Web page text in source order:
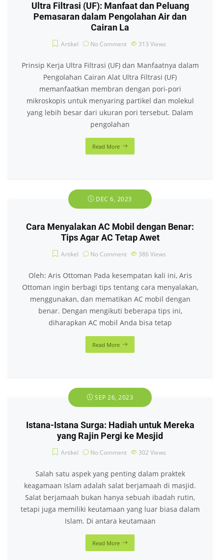
Ultra Filtrasi (UF): Manfaat dan Peluang
Pemasaran dalam Pengolahan Air dan
Cairan La
Artikel No Comment 313 Views
Prinsip Kerja Ultra Filtrasi (UF) dan Manfaatnya dalam
Pengolahan Cairan Alat Ultra Filtrasi (UF)
memanfaatkan membran dengan pori-pori
mikroskopis untuk menyaring partikel dan molekul
yang lebih besar dari ukuran pori tersebut. Dalam
pengolahan
Read More
DEC 6, 2023
Cara Menyalakan AC Mobil dengan Benar:
Tips Agar AC Tetap Awet
Artikel No Comment 386 Views
Oleh: Aris Ottoman Pada kesempatan kali ini, Aris
Ottoman ingin berbagi tips tentang cara menyalakan,
menggunakan, dan mematikan AC mobil dengan
benar. Dengan mengikuti beberapa tips ini,
diharapkan AC mobil Anda bisa tetap
Read More
SEP 26, 2023
Istana-Istana Surga: Hadiah untuk Mereka
yang Rajin Pergi ke Mesjid
Artikel No Comment 302 Views
Salah satu aspek yang penting dalam praktek
keagamaan Islam adalah salat berjamaah di masjid.
Salat berjamaah bukan hanya sebuah ibadah rutin,
tetapi juga memiliki keutamaan yang luar biasa dalam
Islam. Di antara keutamaan
Read More